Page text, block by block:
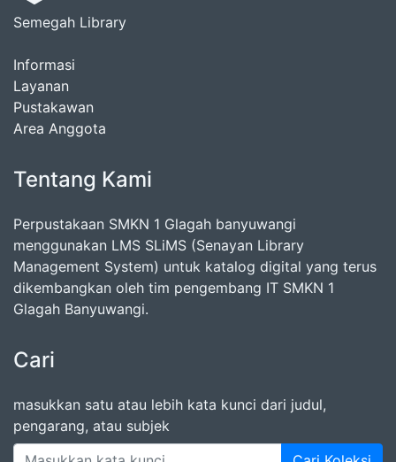
Semegah Library
Informasi
Layanan
Pustakawan
Area Anggota
Tentang Kami
Perpustakaan SMKN 1 Glagah banyuwangi
menggunakan LMS SLiMS (Senayan Library
Management System) untuk katalog digital yang terus
dikembangkan oleh tim pengembang IT SMKN 1
Glagah Banyuwangi.
Cari
masukkan satu atau lebih kata kunci dari judul,
pengarang, atau subjek